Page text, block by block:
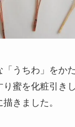
うちわ」をか
り蜜を化粧引き
きました。